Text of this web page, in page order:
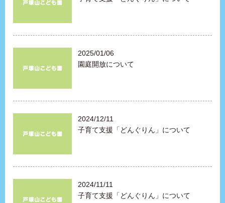
2025/01/06
園庭開放について
2024/12/11
子育て支援「どんぐりん」について
2024/11/11
子育て支援「どんぐりん」について